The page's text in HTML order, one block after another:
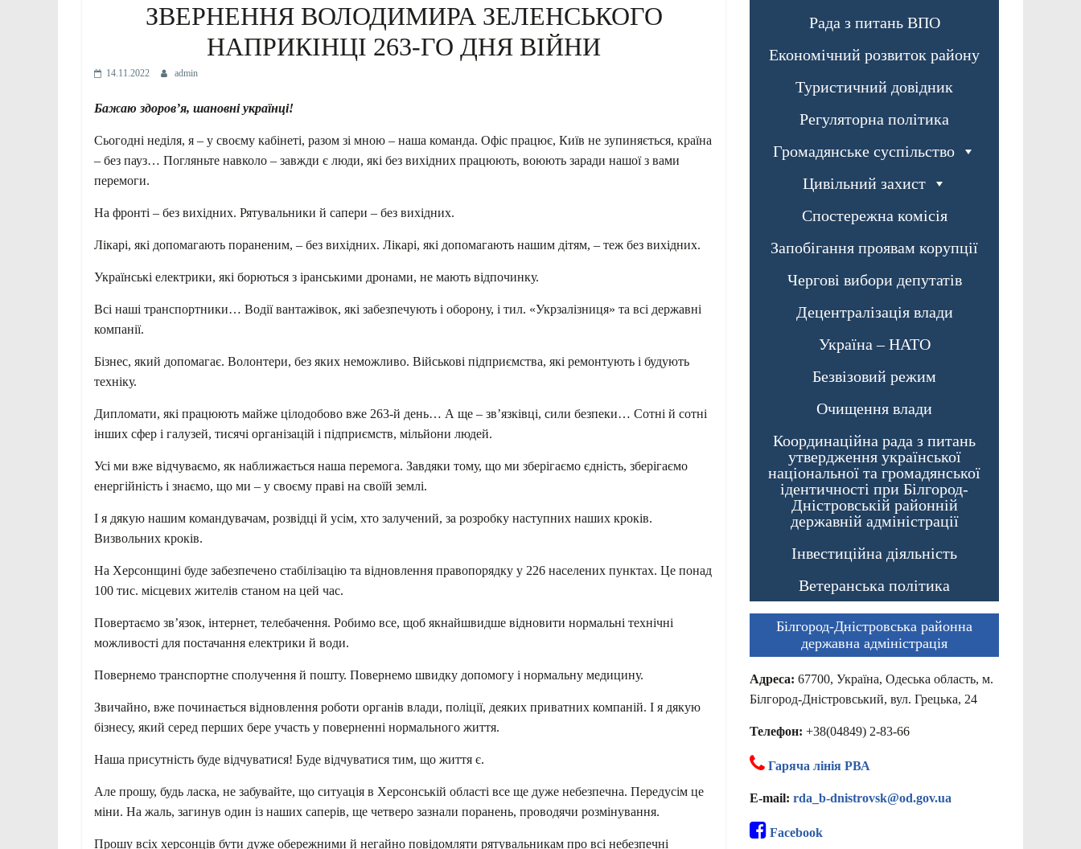
ЗВЕРНЕННЯ ВОЛОДИМИРА ЗЕЛЕНСЬКОГО
НАПРИКІНЦІ 263-ГО ДНЯ ВІЙНИ
14.11.2022 admin
Бажаю здоров’я, шановні українці!
Сьогодні неділя, я – у своєму кабінеті, разом зі мною – наша команда. Офіс працює, Київ не зупиняється, країна
– без пауз… Погляньте навколо – завжди є люди, які без вихідних працюють, воюють заради нашої з вами
перемоги.
На фронті – без вихідних. Рятувальники й сапери – без вихідних.
Лікарі, які допомагають пораненим, – без вихідних. Лікарі, які допомагають нашим дітям, – теж без вихідних.
Українські електрики, які борються з іранськими дронами, не мають відпочинку.
Всі наші транспортники… Водії вантажівок, які забезпечують і оборону, і тил. «Укрзалізниця» та всі державні
компанії.
Бізнес, який допомагає. Волонтери, без яких неможливо. Військові підприємства, які ремонтують і будують
техніку.
Дипломати, які працюють майже цілодобово вже 263-й день… А ще – зв’язківці, сили безпеки… Сотні й сотні
інших сфер і галузей, тисячі організацій і підприємств, мільйони людей.
Усі ми вже відчуваємо, як наближається наша перемога. Завдяки тому, що ми зберігаємо єдність, зберігаємо
енергійність і знаємо, що ми – у своєму праві на своїй землі.
І я дякую нашим командувачам, розвідці й усім, хто залучений, за розробку наступних наших кроків.
Визвольних кроків.
На Херсонщині буде забезпечено стабілізацію та відновлення правопорядку у 226 населених пунктах. Це понад
100 тис. місцевих жителів станом на цей час.
Повертаємо зв’язок, інтернет, телебачення. Робимо все, щоб якнайшвидше відновити нормальні технічні
можливості для постачання електрики й води.
Повернемо транспортне сполучення й пошту. Повернемо швидку допомогу і нормальну медицину.
Звичайно, вже починається відновлення роботи органів влади, поліції, деяких приватних компаній. І я дякую
бізнесу, який серед перших бере участь у поверненні нормального життя.
Наша присутність буде відчуватися! Буде відчуватися тим, що життя є.
Але прошу, будь ласка, не забувайте, що ситуація в Херсонській області все ще дуже небезпечна. Передусім це
міни. На жаль, загинув один із наших саперів, ще четверо зазнали поранень, проводячи розмінування.
Прошу всіх херсонців бути дуже обережними й негайно повідомляти рятувальникам про всі небезпечні
Рада з питань ВПО
Економічний розвиток району
Туристичний довідник
Регуляторна політика
Громадянське суспільство
Цивільний захист
Спостережна комісія
Запобігання проявам корупції
Чергові вибори депутатів
Децентралізація влади
Україна – НАТО
Безвізовий режим
Очищення влади
Координаційна рада з питань
утвердження української
національної та громадянської
ідентичності при Білгород-
Дністровській районній
державній адміністрації
Інвестиційна діяльність
Ветеранська політика
Білгород-Дністровська районна
державна адміністрація
Адреса: 67700, Україна, Одеська область, м.
Білгород-Дністровський, вул. Грецька, 24
Телефон: +38(04849) 2-83-66
Гаряча лінія РВА
E-mail: rda_b-dnistrovsk@od.gov.ua
Facebook